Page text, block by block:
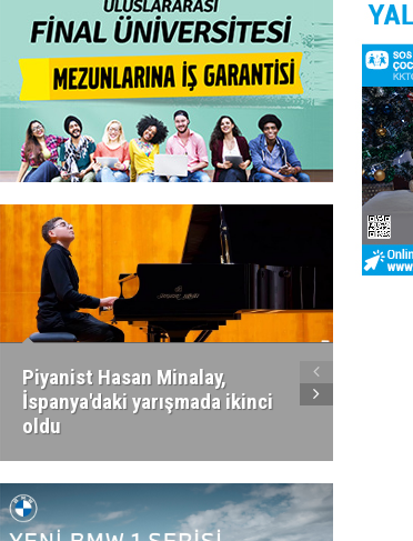
Piyanist Hasan Minalay,
İspanya'daki yarışmada ikinci
oldu